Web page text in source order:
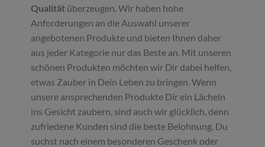
Qualität überzeugen. Wir haben hohe
Anforderungen an die Auswahl unserer
angebotenen Produkte und bieten Ihnen daher
aus jeder Kategorie nur das Beste an. Mit unseren
schönen Produkten möchten wir Dir dabei helfen,
etwas Zauber in Dein Leben zu bringen. Wenn
unsere ansprechenden Produkte Dir ein Lächeln
ins Gesicht zaubern, sind auch wir glücklich, denn
zufriedene Kunden sind die beste Belohnung. Du
suchst nach einem besonderen Geschenk oder